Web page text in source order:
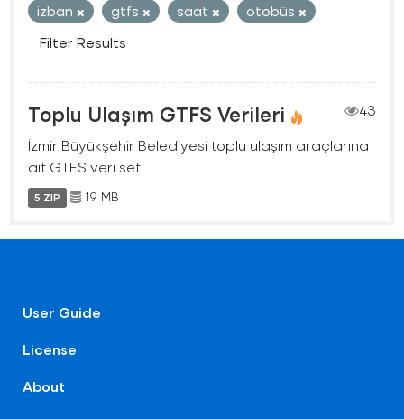
izban
gtfs saat
otobüs
Filter Results
Toplu Ulaşım GTFS Verileri
43
İzmir Büyükşehir Belediyesi toplu ulaşım araçlarına
ait GTFS veri seti
5 ZIP 19 MB
User Guide
License
About